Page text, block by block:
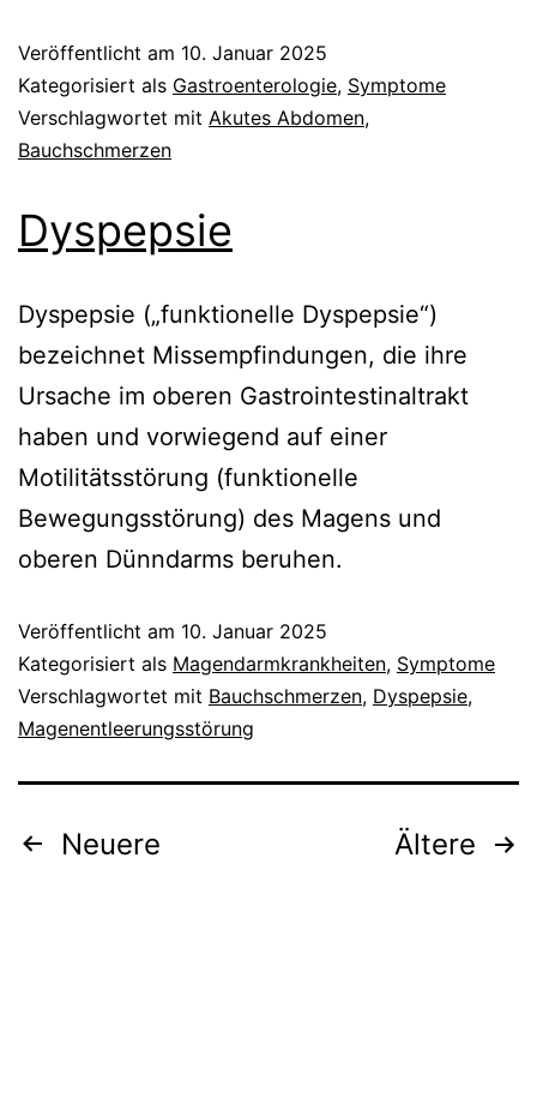
Veröffentlicht am 10. Januar 2025
Kategorisiert als Gastroenterologie, Symptome
Verschlagwortet mit Akutes Abdomen,
Bauchschmerzen
Dyspepsie
Dyspepsie („funktionelle Dyspepsie“)
bezeichnet Missempfindungen, die ihre
Ursache im oberen Gastrointestinaltrakt
haben und vorwiegend auf einer
Motilitätsstörung (funktionelle
Bewegungsstörung) des Magens und
oberen Dünndarms beruhen.
Veröffentlicht am 10. Januar 2025
Kategorisiert als Magendarmkrankheiten, Symptome
Verschlagwortet mit Bauchschmerzen, Dyspepsie,
Magenentleerungsstörung
Seitennummerierung
Neuere Ältere